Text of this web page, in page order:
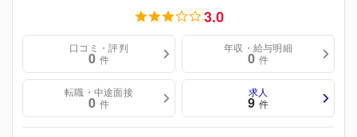
3.0
口コミ・評判
0 件
年収・給与明細
0 件
転職・中途面接
0 件
求人
9 件